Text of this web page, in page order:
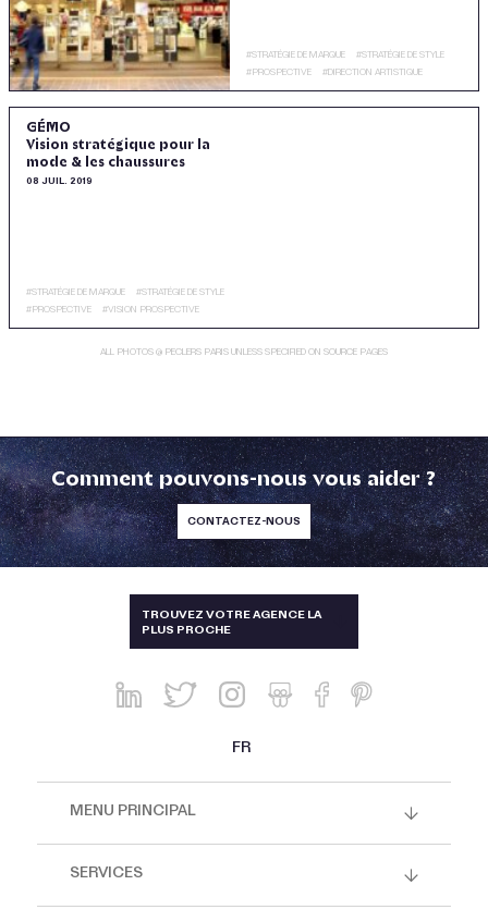
#STRATÉGIE DE MARQUE #STRATÉGIE DE STYLE
#PROSPECTIVE #DIRECTION ARTISTIQUE
GÉMO
Vision stratégique pour la
mode & les chaussures
08 JUIL. 2019
#STRATÉGIE DE MARQUE #STRATÉGIE DE STYLE
#PROSPECTIVE #VISION PROSPECTIVE
ALL PHOTOS @ PECLERS PARIS UNLESS SPECIFIED ON SOURCE PAGES
Comment pouvons-nous vous aider ?
CONTACTEZ-NOUS
TROUVEZ VOTRE AGENCE LA
PLUS PROCHE
TAÏWAN
ALLEMAGNE, AUTRICHE, SUISSE
AUSTRALIE ET NOUVELLE-
ZÉLANDE
CHINE, HONG-KONG, SINGAPOUR
ÉTATS-UNIS, CANADA, MEXIQUE
FR
MENU PRINCIPAL
SERVICES